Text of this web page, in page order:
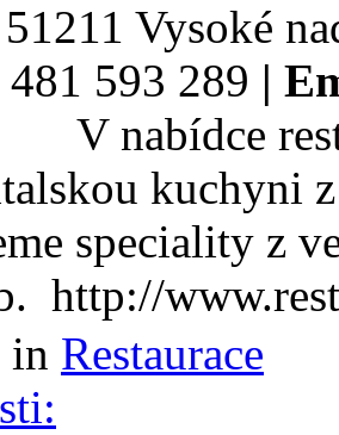
Vysoké
593 289 |
V nabídce
kuchyni
speciality z
http://
in Restaurace